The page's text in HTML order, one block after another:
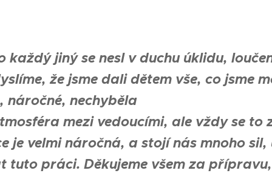
každý jiný se nesl v duchu úklidu,
že jsme dali dětem vše, co jsme
náročné, nechyběla
mezi vedoucími, ale vždy se to
je velmi náročná, a stojí nás mnoho
tuto práci. Děkujeme všem za